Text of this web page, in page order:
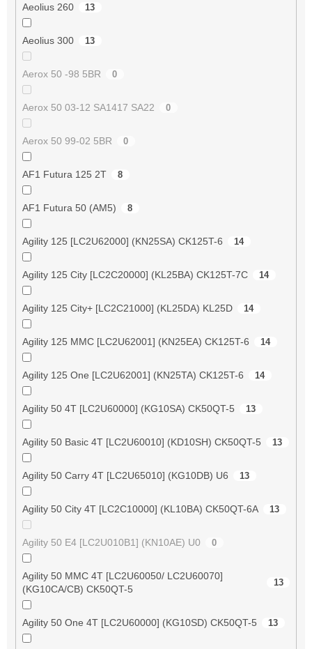
Aeolius 260 13
Aeolius 300 13
Aerox 50 -98 5BR 0
Aerox 50 03-12 SA1417 SA22 0
Aerox 50 99-02 5BR 0
AF1 Futura 125 2T 8
AF1 Futura 50 (AM5) 8
Agility 125 [LC2U62000] (KN25SA) CK125T-6 14
Agility 125 City [LC2C20000] (KL25BA) CK125T-7C 14
Agility 125 City+ [LC2C21000] (KL25DA) KL25D 14
Agility 125 MMC [LC2U62001] (KN25EA) CK125T-6 14
Agility 125 One [LC2U62001] (KN25TA) CK125T-6 14
Agility 50 4T [LC2U60000] (KG10SA) CK50QT-5 13
Agility 50 Basic 4T [LC2U60010] (KD10SH) CK50QT-5 13
Agility 50 Carry 4T [LC2U65010] (KG10DB) U6 13
Agility 50 City 4T [LC2C10000] (KL10BA) CK50QT-6A 13
Agility 50 E4 [LC2U010B1] (KN10AE) U0 0
Agility 50 MMC 4T [LC2U60050/ LC2U60070]
(KG10CA/CB) CK50QT-5
13
Agility 50 One 4T [LC2U60000] (KG10SD) CK50QT-5 13